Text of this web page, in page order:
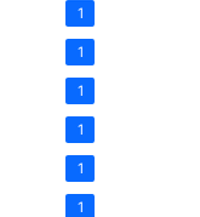
1
1
1
1
1
1